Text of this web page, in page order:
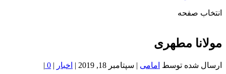
انتخاب صفحه
خون
شمال
مولانا مطهری
ارسال شده توسط امامی | سپتامبر 18, 2019 | اخبار |
0
|